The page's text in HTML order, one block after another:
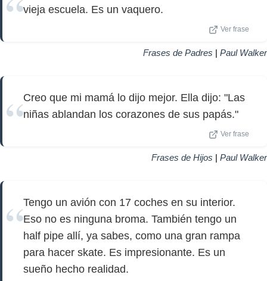
vieja escuela. Es un vaquero.
Ver frase
Frases de Padres | Paul Walker
Creo que mi mamá lo dijo mejor. Ella dijo: "Las
niñas ablandan los corazones de sus papás."
Ver frase
Frases de Hijos | Paul Walker
Tengo un avión con 17 coches en su interior.
Eso no es ninguna broma. También tengo un
half pipe allí, ya sabes, como una gran rampa
para hacer skate. Es impresionante. Es un
sueño hecho realidad.